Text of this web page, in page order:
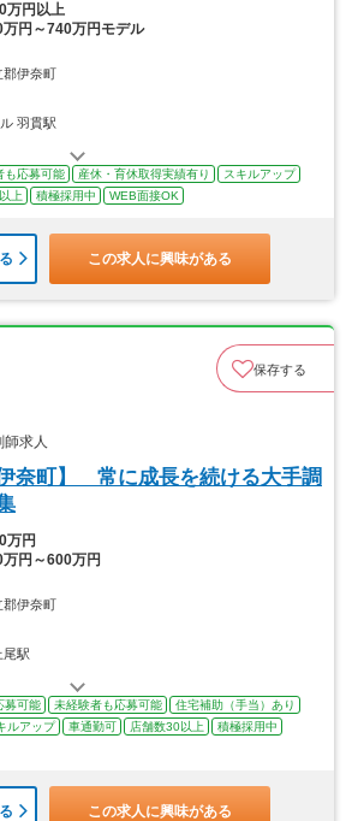
万円以上
万円～740万円モデル
郡伊奈町
羽貫駅
も応募可能 産休・育休取得実績有り
スキルアップ
上 積極採用中 WEB面接OK
この求人に興味がある
保存する
求人
奈町】 常に成長を続ける大手調
万円
万円～600万円
郡伊奈町
尾駅
募可能 未経験者も応募可能
住宅補助（手当）あり
ルアップ 車通勤可 店舗数30以上
積極採用中
この求人に興味がある